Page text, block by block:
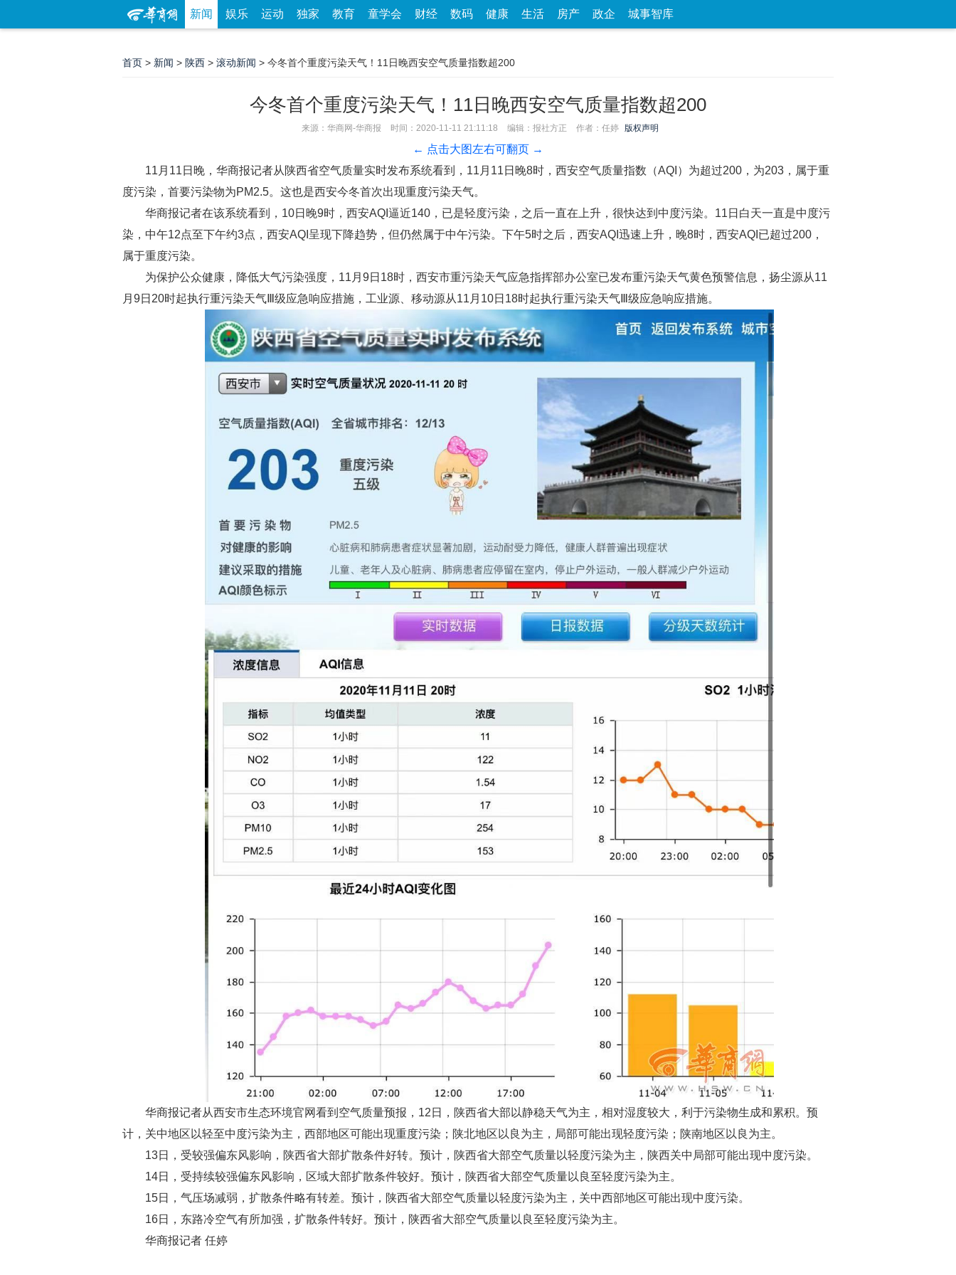
新闻 娱乐 运动 独家 教育 童学会 财经 数码 健康 生活 房产 政企 城事智库
首页 > 新闻 > 陕西 > 滚动新闻 > 今冬首个重度污染天气！11日晚西安空气质量指数超200
今冬首个重度污染天气！11日晚西安空气质量指数超200
来源：华商网-华商报 时间：2020-11-11 21:11:18 编辑：报社方正 作者：任婷 版权声明
← 点击大图左右可翻页 →
11月11日晚，华商报记者从陕西省空气质量实时发布系统看到，11月11日晚8时，西安空气质量指数（AQI）为超过200，为203，属于重
度污染，首要污染物为PM2.5。这也是西安今冬首次出现重度污染天气。
华商报记者在该系统看到，10日晚9时，西安AQI逼近140，已是轻度污染，之后一直在上升，很快达到中度污染。11日白天一直是中度污
染，中午12点至下午约3点，西安AQI呈现下降趋势，但仍然属于中午污染。下午5时之后，西安AQI迅速上升，晚8时，西安AQI已超过200，
属于重度污染。
为保护公众健康，降低大气污染强度，11月9日18时，西安市重污染天气应急指挥部办公室已发布重污染天气黄色预警信息，扬尘源从11
月9日20时起执行重污染天气Ⅲ级应急响应措施，工业源、移动源从11月10日18时起执行重污染天气Ⅲ级应急响应措施。
华商报记者从西安市生态环境官网看到空气质量预报，12日，陕西省大部以静稳天气为主，相对湿度较大，利于污染物生成和累积。预
计，关中地区以轻至中度污染为主，西部地区可能出现重度污染；陕北地区以良为主，局部可能出现轻度污染；陕南地区以良为主。
13日，受较强偏东风影响，陕西省大部扩散条件好转。预计，陕西省大部空气质量以轻度污染为主，陕西关中局部可能出现中度污染。
14日，受持续较强偏东风影响，区域大部扩散条件较好。预计，陕西省大部空气质量以良至轻度污染为主。
15日，气压场减弱，扩散条件略有转差。预计，陕西省大部空气质量以轻度污染为主，关中西部地区可能出现中度污染。
16日，东路冷空气有所加强，扩散条件转好。预计，陕西省大部空气质量以良至轻度污染为主。
华商报记者 任婷